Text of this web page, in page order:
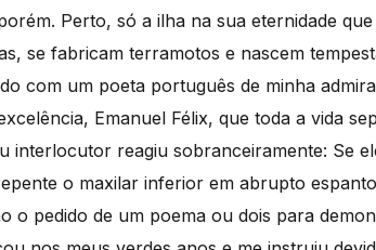
Perto, só a ilha na sua eternidade
se fabricam terramotos e nascem
com um poeta português de minha
Emanuel Félix, que toda a vida
interlocutor reagiu sobranceiramente: Se
o maxilar inferior em abrupto
o pedido de um poema ou dois para